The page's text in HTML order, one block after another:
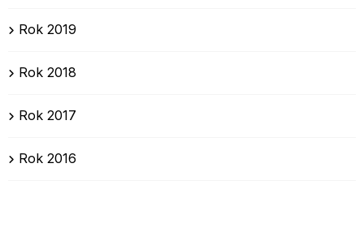
Rok 2019
Rok 2018
Rok 2017
Rok 2016